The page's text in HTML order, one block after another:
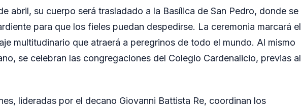
abril, su cuerpo será trasladado a la Basílica de San Pedro, donde se
para que los fieles puedan despedirse. La ceremonia marcará el
multitudinario que atraerá a peregrinos de todo el mundo. Al mismo
se celebran las congregaciones del Colegio Cardenalicio, previas al
lideradas por el decano Giovanni Battista Re, coordinan los